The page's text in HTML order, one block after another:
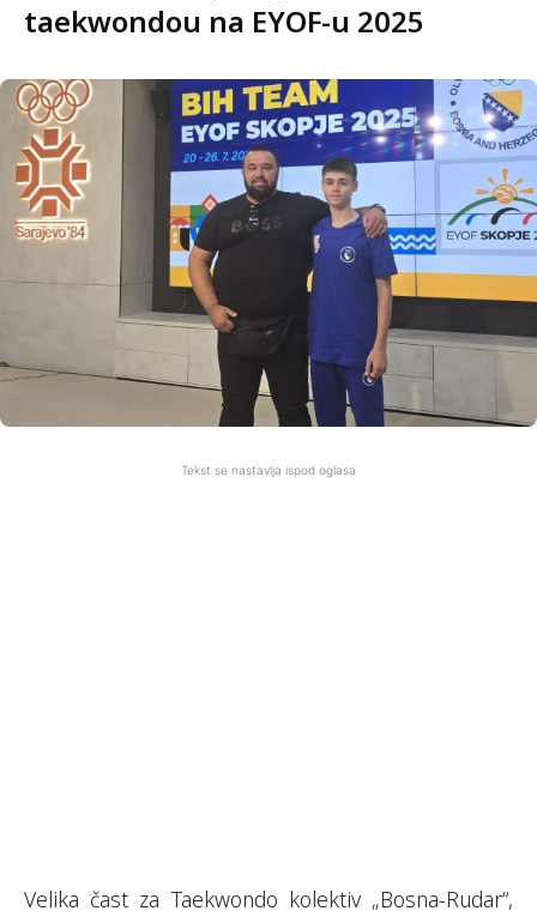
taekwondou na EYOF-u 2025
Tekst se nastavlja ispod oglasa
Velika čast za Taekwondo kolektiv „Bosna-Rudar“,